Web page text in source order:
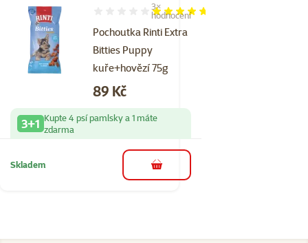
Pochoutka Rinti Extra
Bitties Puppy
kuře+hovězí 75g
Hodnocení 93%, počet hodnocení: 3
3×
hodnocení
Cena
89 Kč
3+1 Kupte 4 psí pamlsky a 1 máte
zdarma
Skladem do košíku